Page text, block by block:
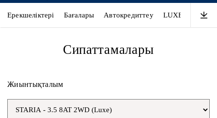
STARIA
Ерекшеліктері Бағалары Автокредиттеу LUXE
Сипаттамалары
Жиынтықталым